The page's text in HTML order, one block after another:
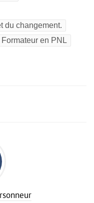
du changement.
Formateur en PNL